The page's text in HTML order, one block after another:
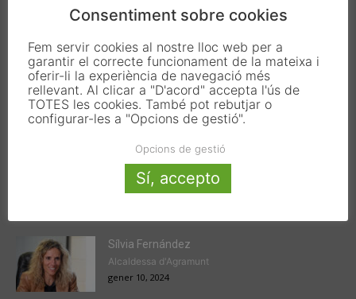
Articles populars
Victor Ferrando
President de l'EMD de Jesús
Sílvia Fernández
Alcaldessa d'Agramunt
gener 10, 2024
Consentiment sobre cookies
Fem servir cookies al nostre lloc web per a
garantir el correcte funcionament de la mateixa i
oferir-li la experiència de navegació més
rellevant. Al clicar a "D'acord" accepta l'ús de
TOTES les cookies. També pot rebutjar o
configurar-les a "Opcions de gestió".
Opcions de gestió
Sí, accepto